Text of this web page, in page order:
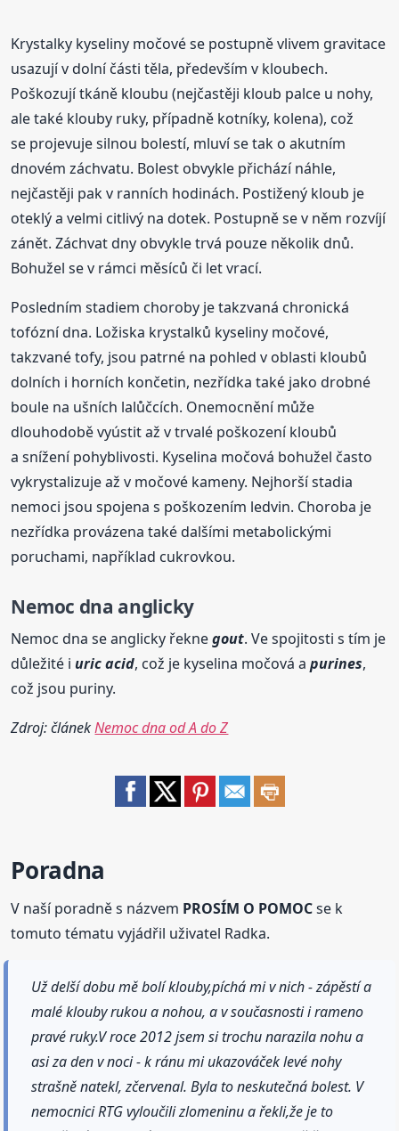
Krystalky kyseliny močové se postupně vlivem gravitace
usazují v dolní části těla, především v kloubech.
Poškozují tkáně kloubu (nejčastěji kloub palce u nohy,
ale také klouby ruky, případně kotníky, kolena), což
se projevuje silnou bolestí, mluví se tak o akutním
dnovém záchvatu. Bolest obvykle přichází náhle,
nejčastěji pak v ranních hodinách. Postižený kloub je
oteklý a velmi citlivý na dotek. Postupně se v něm rozvíjí
zánět. Záchvat dny obvykle trvá pouze několik dnů.
Bohužel se v rámci měsíců či let vrací.
Posledním stadiem choroby je takzvaná chronická
tofózní dna. Ložiska krystalků kyseliny močové,
takzvané tofy, jsou patrné na pohled v oblasti kloubů
dolních i horních končetin, nezřídka také jako drobné
boule na ušních lalůčcích. Onemocnění může
dlouhodobě vyústit až v trvalé poškození kloubů
a snížení pohyblivosti. Kyselina močová bohužel často
vykrystalizuje až v močové kameny. Nejhorší stadia
nemoci jsou spojena s poškozením ledvin. Choroba je
nezřídka provázena také dalšími metabolickými
poruchami, například cukrovkou.
Nemoc dna anglicky
Nemoc dna se anglicky řeknegout. Ve spojitosti s tím je
důležité iuric acid, což je kyselina močová apurines,
což jsou puriny.
Zdroj: článekNemoc dna od A do Z
Poradna
V naší poradně s názvem PROSÍM O POMOCse k
tomuto tématu vyjádřil uživatel Radka.
Už delší dobu mě bolí klouby,píchá mi v nich - zápěstí a
malé klouby rukou a nohou, a v současnosti i rameno
pravé ruky.V roce 2012 jsem si trochu narazila nohu a
asi za den v noci - k ránu mi ukazováček levé nohy
strašně natekl, zčervenal. Byla to neskutečná bolest. V
nemocnici RTG vyloučili zlomeninu a řekli,že je to